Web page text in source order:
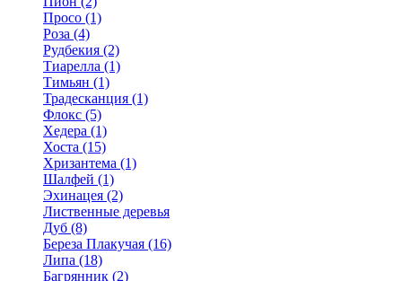
Просо (1)
Роза (4)
Рудбекия (2)
Тиарелла (1)
Тимьян (1)
Традесканция (1)
Флокс (5)
Хедера (1)
Хоста (15)
Хризантема (1)
Шалфей (1)
Эхинацея (2)
Лиственные деревья
Дуб (8)
Береза Плакучая (16)
Липа (18)
Багрянник (2)